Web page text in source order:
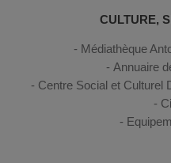
CULTURE,
Médiathèque
Annuaire
Centre Social et Culturel